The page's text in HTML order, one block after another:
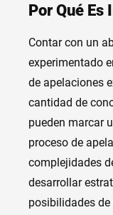
Por Qué
Contar con un
experimentado
de apelaciones
cantidad de
pueden marcar
proceso de
complejidades
desarrollar
posibilidades